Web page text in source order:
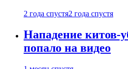
2 года спустя2 года спустя
Нападение китов-
попало на видео